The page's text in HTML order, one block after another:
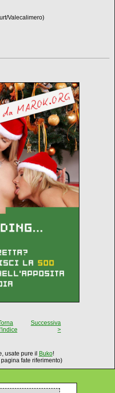
Valecalimero)
Successiva
>
usate pure il Buko!
fate riferimento)